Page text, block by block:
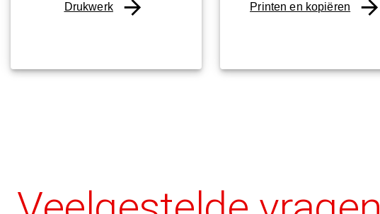
Drukwerk Printen en kopiëren